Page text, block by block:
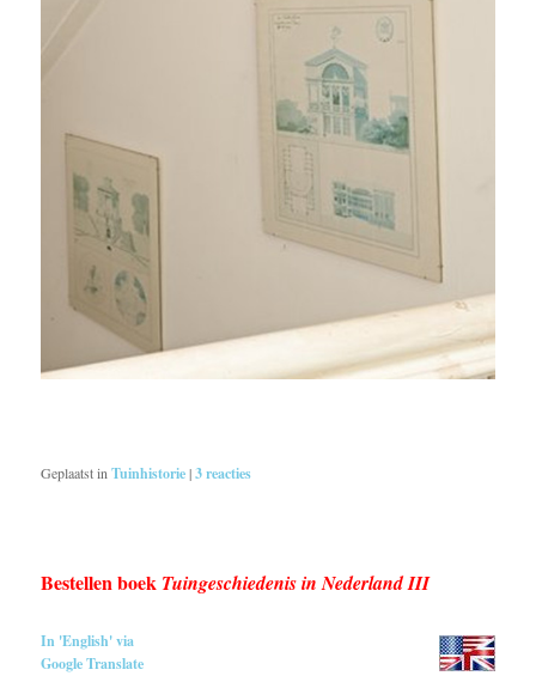
Geplaatst in Tuinhistorie|3reacties
Bestellen boek Tuingeschiedenis in Nederland III
In 'English' via
Google Translate